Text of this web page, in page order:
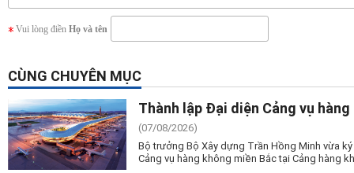
Vui lòng điền Họ và tên
CÙNG CHUYÊN MỤC
Thành lập Đại diện Cảng vụ
(07/08/2026)
Bộ trưởng Bộ Xây dựng Trần Hồng Minh vừa
Cảng vụ hàng không miền Bắc tại Cảng hàng